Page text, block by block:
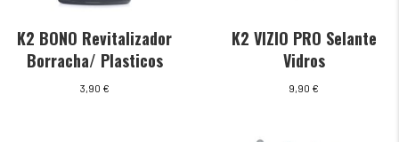
K2 BONO Revitalizador
Borracha/ Plasticos
3,90 €
K2 VIZIO PRO Selante
Vidros
9,90 €